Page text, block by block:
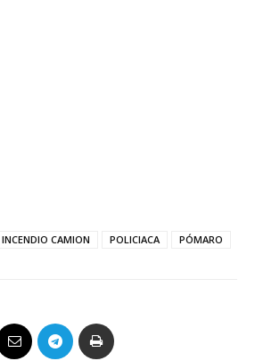
INCENDIO CAMION POLICIACA PÓMARO